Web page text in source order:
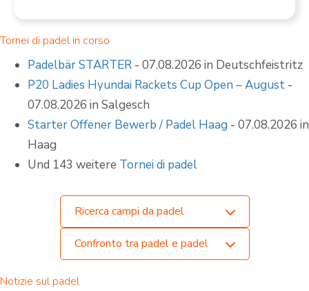
Tornei di padel in corso
Padelbär STARTER - 07.08.2026 in Deutschfeistritz
P20 Ladies Hyundai Rackets Cup Open – August -
07.08.2026 in Salgesch
Starter Offener Bewerb / Padel Haag - 07.08.2026 in
Haag
Und 143 weitere Tornei di padel
Ricerca campi da padel
Confronto tra padel e padel
Notizie sul padel